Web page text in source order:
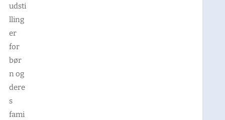
udsti
lling
er
for
bør
n og
dere
s
fami